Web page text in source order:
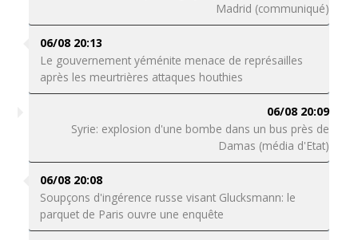
Madrid (communiqué)
06/08 20:13
Le gouvernement yéménite menace de représailles
après les meurtrières attaques houthies
06/08 20:09
Syrie: explosion d'une bombe dans un bus près de
Damas (média d'Etat)
06/08 20:08
Soupçons d'ingérence russe visant Glucksmann: le
parquet de Paris ouvre une enquête